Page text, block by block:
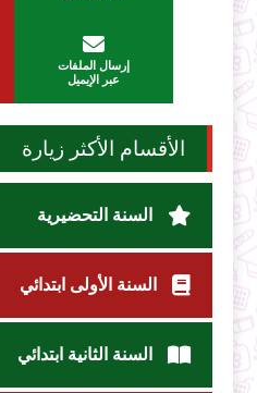
إرسال الملفات
عبر الإيميل
الأقسام الأكثر زيارة
السنة التحضيرية
السنة الأولى ابتدائي
السنة الثانية ابتدائي